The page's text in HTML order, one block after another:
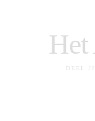
Het
DEEL